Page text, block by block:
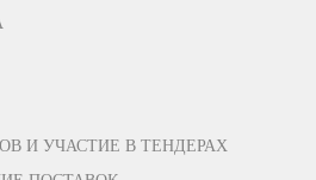
И УЧАСТИЕ В ТЕНДЕРАХ